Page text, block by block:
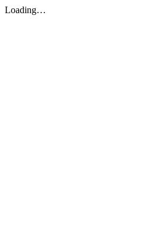
Loading…